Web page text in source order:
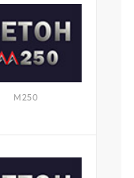
М250